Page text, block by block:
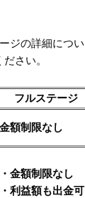
ジの詳細につい
さい。
フルステージ
金額制限なし
・金額制限なし
・利益額も出金可